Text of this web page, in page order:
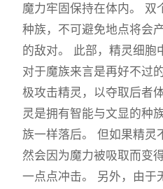
魔力牢固保持在体内。 双
种族，不可避免地点将会
的敌对。 此部，精灵细胞
对于魔族来言是再好不过
极攻击精灵，以夺取后者
灵是拥有智能与文显的种
族一样落后。 但如果精灵
然会因为魔力被吸取而变
一点点冲击。 另外，由于